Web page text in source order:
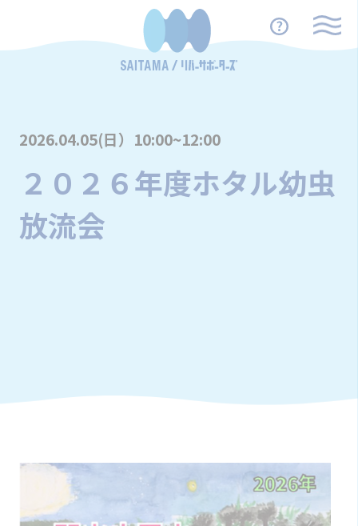
2026.04.05(日）10:00~12:00
２０２６年度ホタル幼虫
放流会